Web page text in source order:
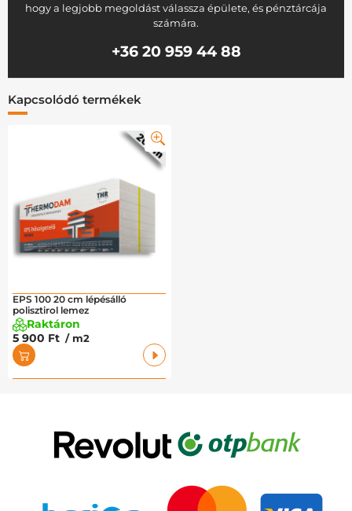
hogy a legjobb megoldást válassza épülete, és pénztárcája
számára.
+36 20 959 44 88
Kapcsolódó termékek
EPS 100 20 cm lépésálló
polisztirol lemez
Raktáron
5 900 Ft / m2